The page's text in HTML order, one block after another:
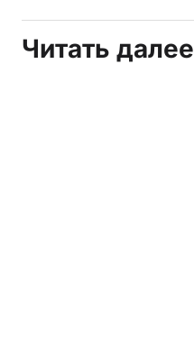
Читать далее